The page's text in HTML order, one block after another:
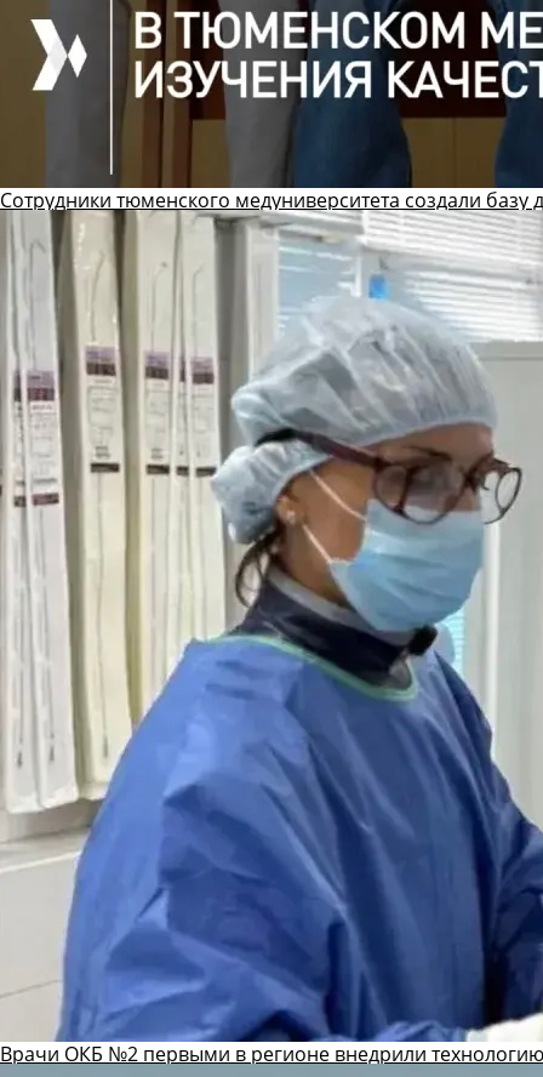
Сотрудники тюменского медуниверситета создали
Врачи ОКБ №2 первыми в регионе внедрили